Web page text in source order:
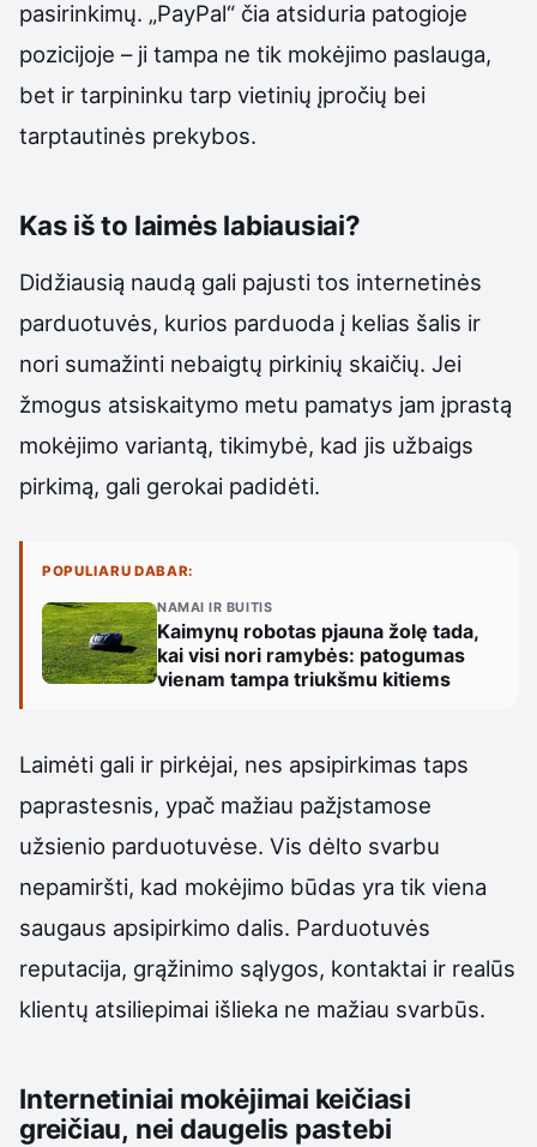
pasirinkimų. „PayPal“ čia atsiduria patogioje
pozicijoje – ji tampa ne tik mokėjimo paslauga,
bet ir tarpininku tarp vietinių įpročių bei
tarptautinės prekybos.
Kas iš to laimės labiausiai?
Didžiausią naudą gali pajusti tos internetinės
parduotuvės, kurios parduoda į kelias šalis ir
nori sumažinti nebaigtų pirkinių skaičių. Jei
žmogus atsiskaitymo metu pamatys jam įprastą
mokėjimo variantą, tikimybė, kad jis užbaigs
pirkimą, gali gerokai padidėti.
POPULIARU DABAR:
NAMAI IR BUITIS
Kaimynų robotas pjauna žolę tada,
kai visi nori ramybės: patogumas
vienam tampa triukšmu kitiems
Laimėti gali ir pirkėjai, nes apsipirkimas taps
paprastesnis, ypač mažiau pažįstamose
užsienio parduotuvėse. Vis dėlto svarbu
nepamiršti, kad mokėjimo būdas yra tik viena
saugaus apsipirkimo dalis. Parduotuvės
reputacija, grąžinimo sąlygos, kontaktai ir realūs
klientų atsiliepimai išlieka ne mažiau svarbūs.
Internetiniai mokėjimai keičiasi
greičiau, nei daugelis pastebi